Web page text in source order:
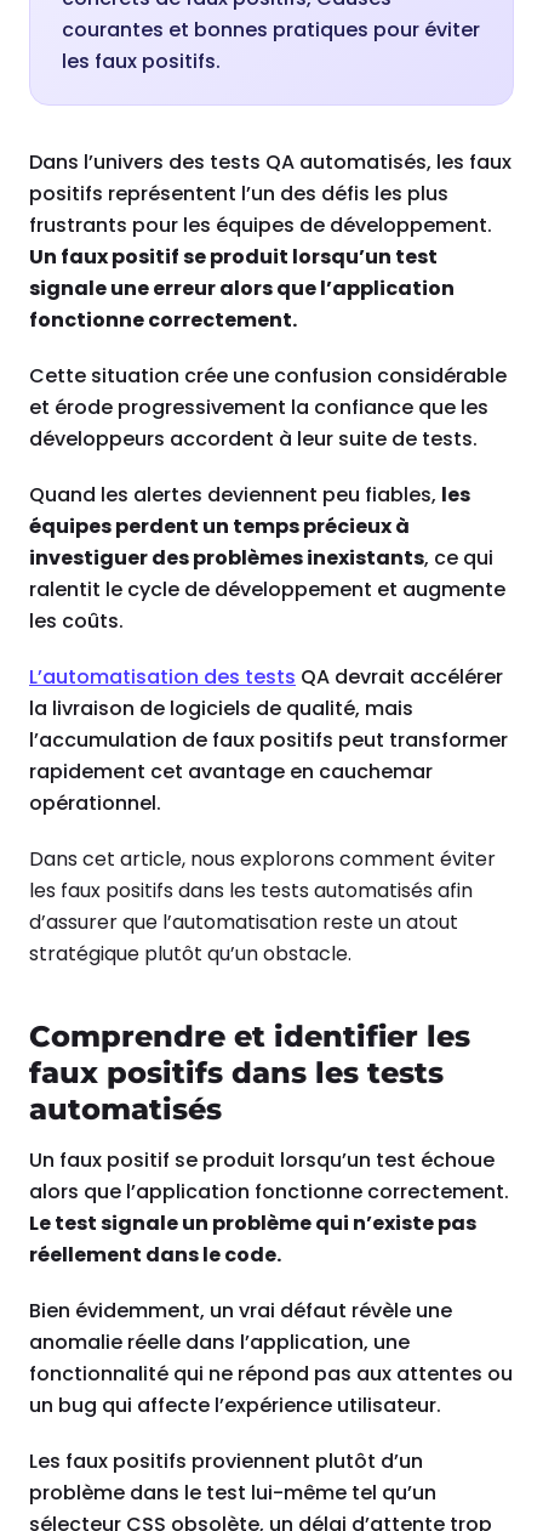
courantes et bonnes pratiques pour éviter
les faux positifs.
Dans l’univers des tests QA automatisés, les faux
positifs représentent l’un des défis les plus
frustrants pour les équipes de développement.
Un faux positif se produit lorsqu’un test
signale une erreur alors que l’application
fonctionne correctement.
Cette situation crée une confusion considérable
et érode progressivement la confiance que les
développeurs accordent à leur suite de tests.
Quand les alertes deviennent peu fiables, les
équipes perdent un temps précieux à
investiguer des problèmes inexistants, ce qui
ralentit le cycle de développement et augmente
les coûts.
L’automatisation des tests QA devrait accélérer
la livraison de logiciels de qualité, mais
l’accumulation de faux positifs peut transformer
rapidement cet avantage en cauchemar
opérationnel.
Dans cet article, nous explorons comment éviter
les faux positifs dans les tests automatisés afin
d’assurer que l’automatisation reste un atout
stratégique plutôt qu’un obstacle.
Comprendre et identifier les
faux positifs dans les tests
automatisés
Un faux positif se produit lorsqu’un test échoue
alors que l’application fonctionne correctement.
Le test signale un problème qui n’existe pas
réellement dans le code.
Bien évidemment, un vrai défaut révèle une
anomalie réelle dans l’application, une
fonctionnalité qui ne répond pas aux attentes ou
un bug qui affecte l’expérience utilisateur.
Les faux positifs proviennent plutôt d’un
problème dans le test lui-même tel qu’un
sélecteur CSS obsolète, un délai d’attente trop